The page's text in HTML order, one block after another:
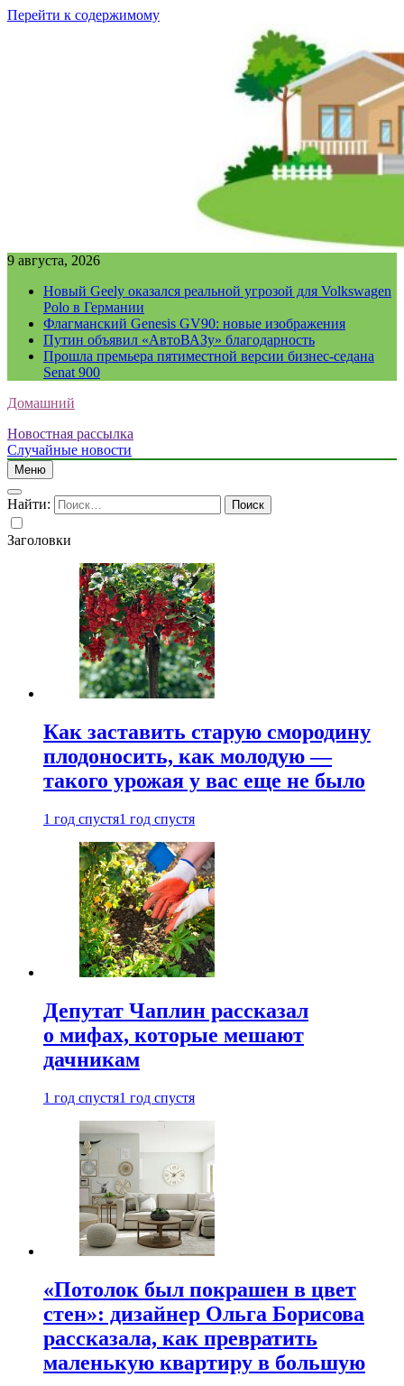
Перейти к содержимому
9 августа, 2026
Новый Geely оказался реальной угрозой для Volkswagen
Polo в Германии
Флагманский Genesis GV90: новые изображения
Путин объявил «АвтоВАЗу» благодарность
Прошла премьера пятиместной версии бизнес-седана
Senat 900
Домашний
Новостная рассылка
Случайные новости
Меню
Найти:
Заголовки
Как заставить старую смородину
плодоносить, как молодую —
такого урожая у вас еще не было
1 год спустя1 год спустя
Депутат Чаплин рассказал
о мифах, которые мешают
дачникам
1 год спустя1 год спустя
«Потолок был покрашен в цвет
стен»: дизайнер Ольга Борисова
рассказала, как превратить
маленькую квартиру в большую